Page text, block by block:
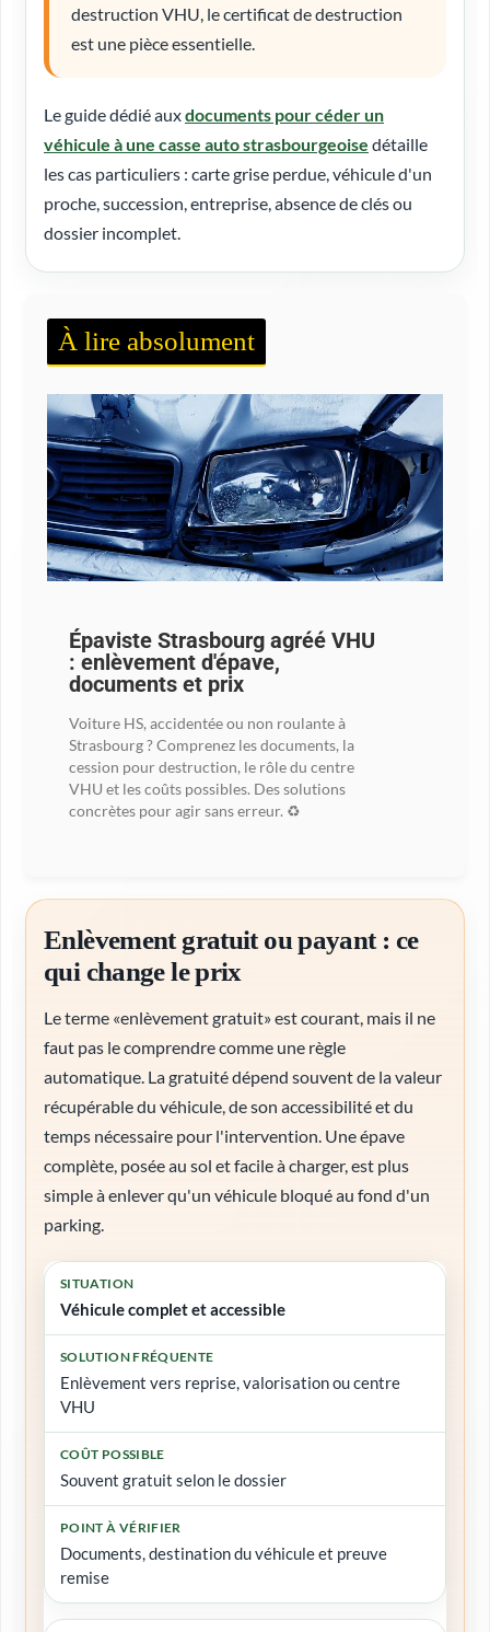
destruction VHU, le certificat de destruction
est une pièce essentielle.
Le guide dédié auxdocuments pour céder un
véhicule à une casse auto strasbourgeoise détaille
les cas particuliers : carte grise perdue, véhicule d'un
proche, succession, entreprise, absence de clés ou
dossier incomplet.
À lire absolument
Épaviste Strasbourg agréé VHU
: enlèvement d'épave,
documents et prix
Voiture HS, accidentée ou non roulante à
Strasbourg ? Comprenez les documents, la
cession pour destruction, le rôle du centre
VHU et les coûts possibles. Des solutions
concrètes pour agir sans erreur. ♻️
Enlèvement gratuit ou payant : ce
qui change le prix
Le terme «enlèvement gratuit» est courant, mais il ne
faut pas le comprendre comme une règle
automatique. La gratuité dépend souvent de la valeur
récupérable du véhicule, de son accessibilité et du
temps nécessaire pour l'intervention. Une épave
complète, posée au sol et facile à charger, est plus
simple à enlever qu'un véhicule bloqué au fond d'un
parking.
Situation
Solution fréquente
Coût possible
Point à vérifier
Véhicule complet et accessible
Enlèvement vers reprise, valorisation ou centre
VHU
Souvent gratuit selon le dossier
Documents, destination du véhicule et preuve
remise